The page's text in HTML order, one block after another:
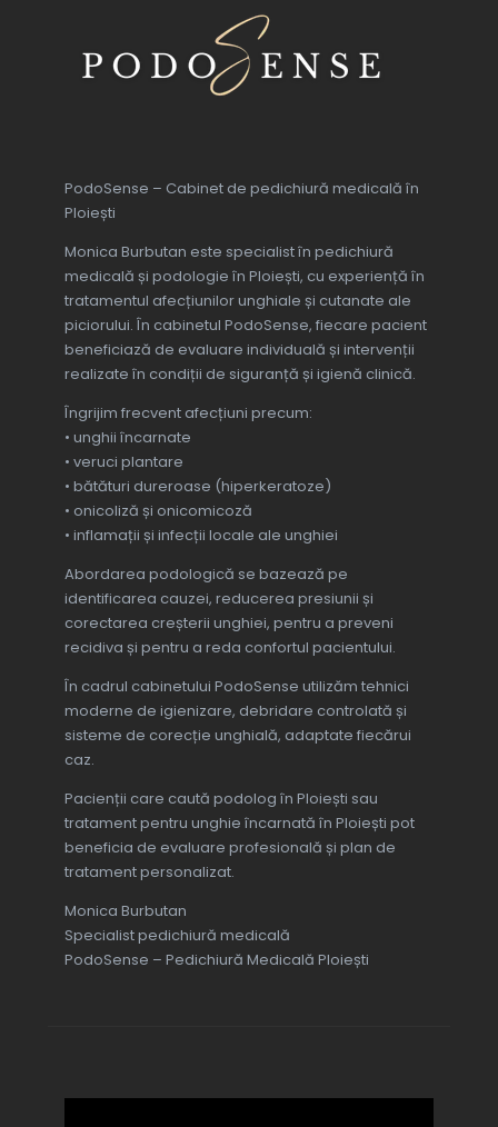
încat în orice domeniu sa
găsim persoane bine pregătite
profesional, serioase și nu în
Monica, ea are cele mai bune
revin cu incredere pe viitor
..Ii.multumesc frumos pentru
PodoSense – Cabinet de pedichiură medicală în
Ploiești
Monica Burbutan este specialist în pedichiură
medicală și podologie în Ploiești, cu experiență în
tratamentul afecțiunilor unghiale și cutanate ale
piciorului. În cabinetul PodoSense, fiecare pacient
beneficiază de evaluare individuală și intervenții
realizate în condiții de siguranță și igienă clinică.
Îngrijim frecvent afecțiuni precum:
• unghii încarnate
• veruci plantare
• bătături dureroase (hiperkeratoze)
• onicoliză și onicomicoză
• inflamații și infecții locale ale unghiei
Abordarea podologică se bazează pe
identificarea cauzei, reducerea presiunii și
corectarea creșterii unghiei, pentru a preveni
recidiva și pentru a reda confortul pacientului.
În cadrul cabinetului PodoSense utilizăm tehnici
moderne de igienizare, debridare controlată și
sisteme de corecție unghială, adaptate fiecărui
caz.
Pacienții care caută podolog în Ploiești sau
tratament pentru unghie încarnată în Ploiești pot
beneficia de evaluare profesională și plan de
tratament personalizat.
Monica Burbutan
Specialist pedichiură medicală
PodoSense – Pedichiură Medicală Ploiești